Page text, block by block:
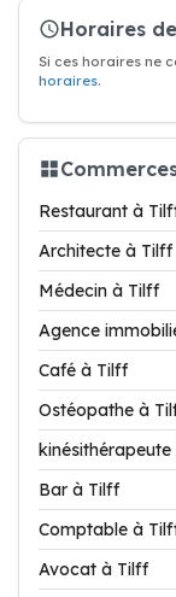
Horaires
Si ces horaires ne
horaires.
Restaurant à
Architecte à Tilff
Médecin à Tilff
Agence
Café à Tilff
Ostéopathe à
Bar à Tilff
Comptable à
Avocat à Tilff